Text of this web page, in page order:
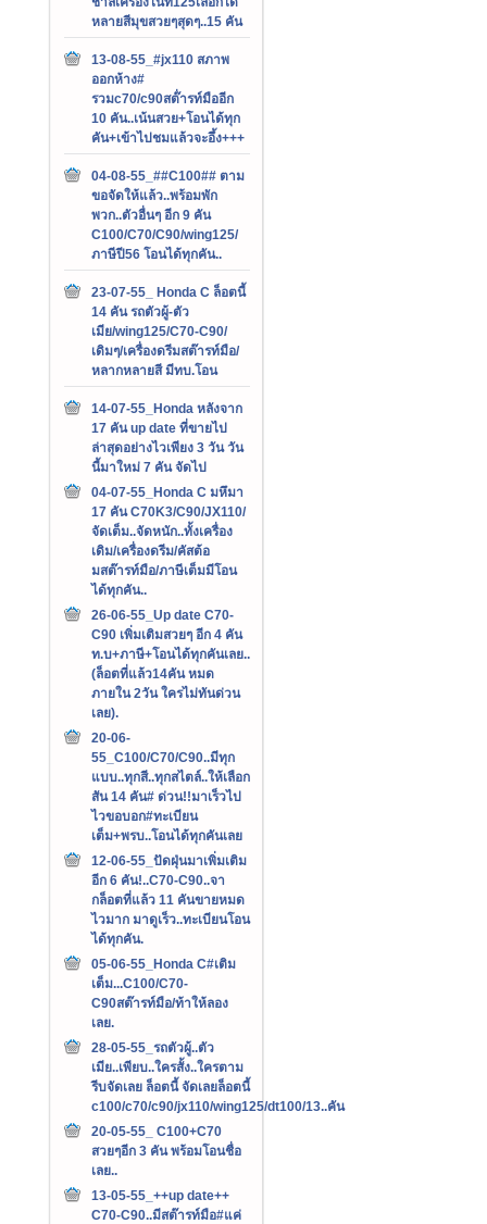
หลายสีมุขสวยๆสุดๆ..15 คัน
13-08-55_#jx110 สภาพ
ออกห้าง#
รวมc70/c90สต๊่ารท์มืออีก
10 คัน..เน้นสวย+โอนได้ทุก
คัน+เข้าไปชมแล้วจะอึ้ง+++
04-08-55_##C100## ตาม
ขอจัดให้แล้ว..พร้อมพัก
พวก..ตัวอื่นๆ อีก 9 คัน
C100/C70/C90/wing125/
ภาษีปี56 โอนได้ทุกคัน..
23-07-55_ Honda C ล็อตนี้
14 คัน รถตัวผู้-ตัว
เมีย/wing125/C70-C90/
เดิมๆ/เครื่องดรีมสต๊ารท์มือ/
หลากหลายสี มีทบ.โอน
14-07-55_Honda หลังจาก
17 คัน up date ที่ขายไป
ล่าสุดอย่างไวเพียง 3 วัน วัน
นี้มาใหม่ 7 คัน จัดไป
04-07-55_Honda C มหึมา
17 คัน C70K3/C90/JX110/
จัดเต็ม..จัดหนัก..ทั้งเครื่อง
เดิม/เครื่องดรีม/คัสต้อ
มสต๊ารท์มือ/ภาษีเต็มมีโอน
ได้ทุกคัน..
26-06-55_Up date C70-
C90 เพิ่มเติมสวยๆ อีก 4 คัน
ท.บ+ภาษี+โอนได้ทุกคันเลย..
(ล็อตที่แล้ว14คัน หมด
ภายใน 2วัน ใครไม่ทันด่วน
เลย).
20-06-
55_C100/C70/C90..มีทุก
แบบ..ทุกสี..ทุกสไตล์..ให้เลือก
สัน 14 คัน# ด่วน!!มาเร็วไป
ไวขอบอก#ทะเบียน
เต็ม+พรบ..โอนได้ทุกคันเลย
12-06-55_ปัดฝุ่นมาเพิ่มเติม
อีก 6 คัน!..C70-C90..จา
กล็อตที่แล้ว 11 คันขายหมด
ไวมาก มาดูเร็ว..ทะเบียนโอน
ได้ทุกคัน.
05-06-55_Honda C#เติม
เต็ม...C100/C70-
C90สต๊ารท์มือ/ท้าให้ลอง
เลย.
28-05-55_รถตัวผู้..ตัว
เมีย..เพียบ..ใครสั้ง..ใครตาม
รีบจัดเลย ล็อตนี้ จัดเลยล็อตนี้
c100/c70/c90/jx110/wing125/dt100/13..คัน
20-05-55_ C100+C70
สวยๆอีก 3 คัน พร้อมโอนชื่อ
เลย..
13-05-55_++up date++
C70-C90..มีสต๊ารท์มือ#แค่